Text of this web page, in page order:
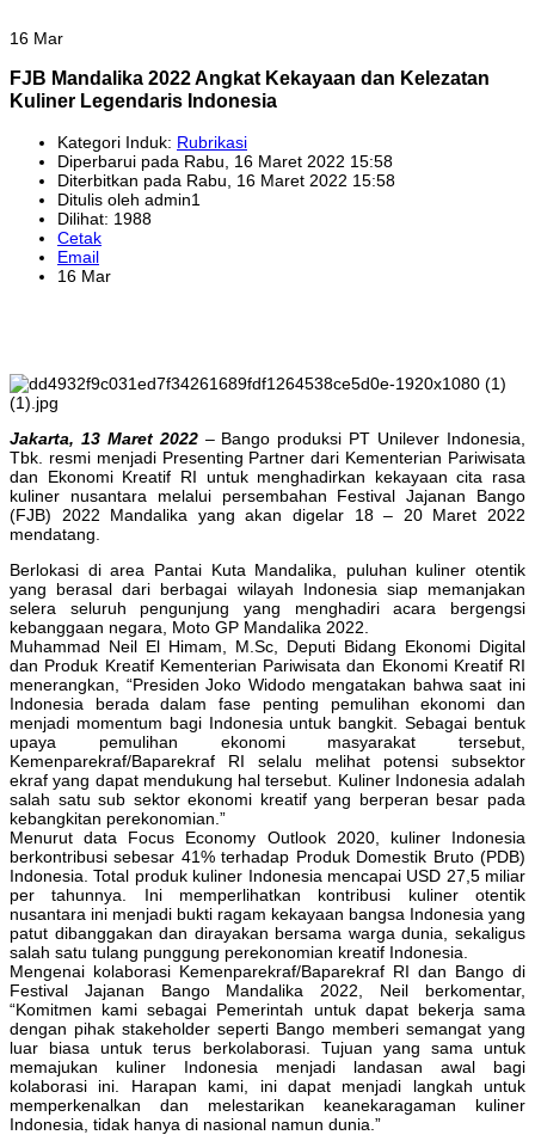
16 Mar
FJB Mandalika 2022 Angkat Kekayaan dan Kelezatan
Kuliner Legendaris Indonesia
Kategori Induk: Rubrikasi
Diperbarui pada Rabu, 16 Maret 2022 15:58
Diterbitkan pada Rabu, 16 Maret 2022 15:58
Ditulis oleh admin1
Dilihat: 1988
Cetak
Email
16 Mar
Jakarta, 13 Maret 2022– Bango produksi PT Unilever Indonesia,
Tbk. resmi menjadi Presenting Partner dari Kementerian Pariwisata
dan Ekonomi Kreatif RI untuk menghadirkan kekayaan cita rasa
kuliner nusantara melalui persembahan Festival Jajanan Bango
(FJB) 2022 Mandalika yang akan digelar 18 – 20 Maret 2022
mendatang.
Berlokasi di area Pantai Kuta Mandalika, puluhan kuliner otentik
yang berasal dari berbagai wilayah Indonesia siap memanjakan
selera seluruh pengunjung yang menghadiri acara bergengsi
kebanggaan negara, Moto GP Mandalika 2022.
Muhammad Neil El Himam, M.Sc, Deputi Bidang Ekonomi Digital
dan Produk Kreatif Kementerian Pariwisata dan Ekonomi Kreatif RI
menerangkan, “Presiden Joko Widodo mengatakan bahwa saat ini
Indonesia berada dalam fase penting pemulihan ekonomi dan
menjadi momentum bagi Indonesia untuk bangkit. Sebagai bentuk
upaya pemulihan ekonomi masyarakat tersebut,
Kemenparekraf/Baparekraf RI selalu melihat potensi subsektor
ekraf yang dapat mendukung hal tersebut. Kuliner Indonesia adalah
salah satu sub sektor ekonomi kreatif yang berperan besar pada
kebangkitan perekonomian.”
Menurut data Focus Economy Outlook 2020, kuliner Indonesia
berkontribusi sebesar 41% terhadap Produk Domestik Bruto (PDB)
Indonesia. Total produk kuliner Indonesia mencapai USD 27,5 miliar
per tahunnya. Ini memperlihatkan kontribusi kuliner otentik
nusantara ini menjadi bukti ragam kekayaan bangsa Indonesia yang
patut dibanggakan dan dirayakan bersama warga dunia, sekaligus
salah satu tulang punggung perekonomian kreatif Indonesia.
Mengenai kolaborasi Kemenparekraf/Baparekraf RI dan Bango di
Festival Jajanan Bango Mandalika 2022, Neil berkomentar,
“Komitmen kami sebagai Pemerintah untuk dapat bekerja sama
dengan pihak stakeholder seperti Bango memberi semangat yang
luar biasa untuk terus berkolaborasi. Tujuan yang sama untuk
memajukan kuliner Indonesia menjadi landasan awal bagi
kolaborasi ini. Harapan kami, ini dapat menjadi langkah untuk
memperkenalkan dan melestarikan keanekaragaman kuliner
Indonesia, tidak hanya di nasional namun dunia.”